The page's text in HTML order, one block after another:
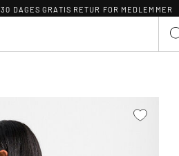
30 DAGES GRATIS RETUR FOR MEDLEMMER